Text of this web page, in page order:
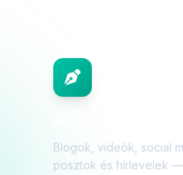
Blogok, videók, social
posztok és hírlevelek